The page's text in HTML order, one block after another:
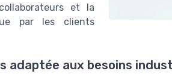
et la
par les clients
adaptée aux besoins